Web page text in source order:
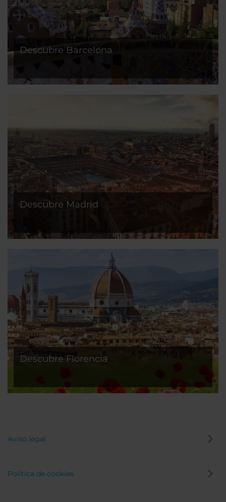
Descubre Barcelona
Descubre Madrid
Descubre Florencia
Aviso legal
Política de cookies